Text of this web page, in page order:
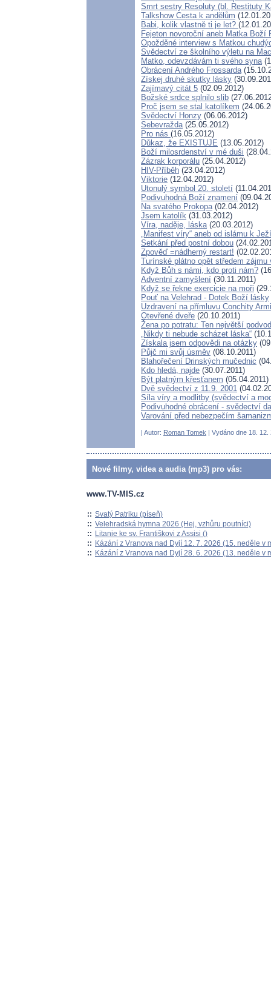
Smrt sestry Resoluty (bl. Restituty
Talkshow Cesta k andělům
Babi, kolik vlastně ti je let?
Fejeton novoroční aneb Matka
Opožděné interview s Matkou
Svědectví ze školního výletu na
Matko, odevzdávám ti svého syna
Obrácení Andrého Frossarda
Získej druhé skutky lásky
Zajímavý citát 5 (02.09.2012)
Božské srdce splnilo slib
Proč jsem se stal katolíkem
Svědectví Honzy (06.06.2012)
Sebevražda(25.05.2012)
Pro nás (16.05.2012)
Důkaz, že EXISTUJE (13.05.2012)
Boží milosrdenství v mé duši
Zázrak korporálu (25.04.2012)
HIV-Příběh (23.04.2012)
Viktorie (12.04.2012)
Utonulý symbol 20. století
Podivuhodná Boží znamení
Na svatého Prokopa(02.04.2012)
Jsem katolík (31.03.2012)
Víra, naděje, láska(20.03.2012)
„Manifest víry“ aneb od islámu k
Setkání před postní dobou
Zpověď =nádherný restart!
Turínské plátno opět středem
Když Bůh s námi, kdo proti nám?
Adventní zamyšlení (30.11.2011)
Když se řekne exercicie na moři
Pouť na Velehrad - Dotek Boží lásky
Uzdravení na přímluvu Conchity
Otevřené dveře (20.10.2011)
Žena po potratu: Ten největší
„Nikdy ti nebude scházet láska“
Získala jsem odpovědi na otázky
Půjč mi svůj úsměv (08.10.2011)
Blahořečení Drinských mučednic
Kdo hledá, najde (30.07.2011)
Být platným křesťanem (05.04.2011)
Dvě svědectví z 11.9. 2001
Síla víry a modlitby (svědectví a
Podivuhodné obrácení - svědectví
Varování před nebezpečím
| Autor: Roman Tomek | Vydáno dne 18.
Nové filmy, videa a audia (mp3) pro vás:
www.TV-MIS.cz
:: Svatý Patriku (píseň)
:: Velehradská hymna 2026 (Hej, vzhůru poutníci)
:: Litanie ke sv. Františkovi z Assisi ()
:: Kázání z Vranova nad Dyjí 12. 7. 2026 (15. neděle v
:: Kázání z Vranova nad Dyjí 28. 6. 2026 (13. neděle v